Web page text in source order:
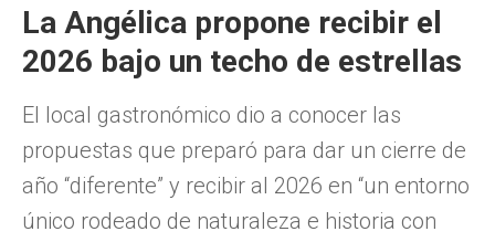
La Angélica propone recibir el
2026 bajo un techo de estrellas
El local gastronómico dio a conocer las
propuestas que preparó para dar un cierre de
año “diferente” y recibir al 2026 en “un entorno
único rodeado de naturaleza e historia con